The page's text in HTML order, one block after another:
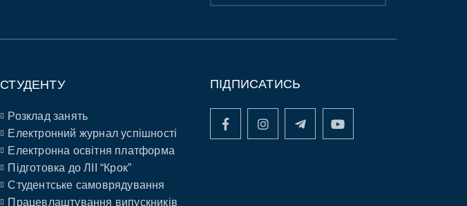
СТУДЕНТУ
Розклад занять
Електронний журнал успішності
Електронна освітня платформа
Підготовка до ЛІІ “Крок”
Студентське самоврядування
Працевлаштування випускників
ПІДПИСАТИСЬ